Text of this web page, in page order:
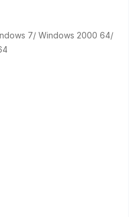
7/ Windows 2000 64/